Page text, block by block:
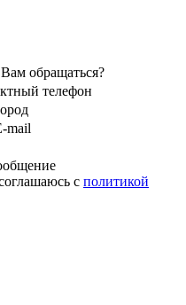
обращаться?
телефон
mail
с политикой